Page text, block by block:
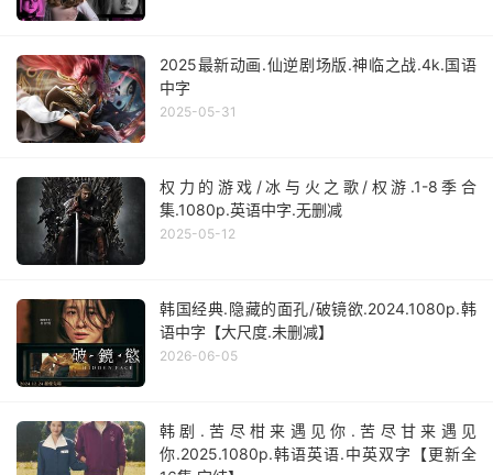
2025最新动画.仙逆剧场版.神临之战.4k.国语
中字
2025-05-31
权力的游戏/冰与火之歌/权游.1-8季合
集.1080p.英语中字.无删减
2025-05-12
韩国经典.隐藏的面孔/破镜欲.2024.1080p.韩
语中字【大尺度.未删减】
2026-06-05
韩剧.苦尽柑来遇见你.苦尽甘来遇见
你.2025.1080p.韩语英语.中英双字【更新全